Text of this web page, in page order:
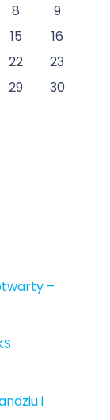
8
9
15
16
22
23
29
30
–
i